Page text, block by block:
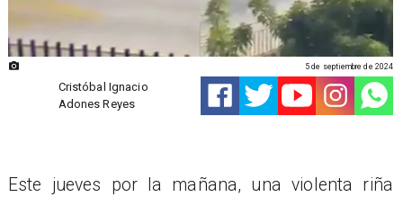
Cristóbal Ignacio
Adones Reyes
5 de septiembre de 2024
Este jueves por la mañana, una violenta riña